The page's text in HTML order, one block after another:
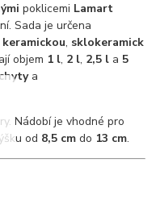
poklicemi Lamart
Sada je určena
keramickou, sklokeramick
objem 1 l, 2 l, 2,5 l a 5
a
Nádobí je vhodné pro
od 8,5 cm do 13 cm.